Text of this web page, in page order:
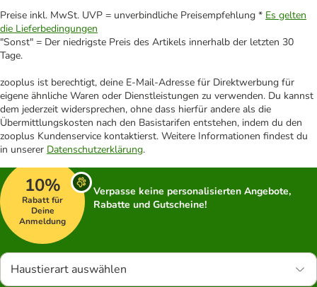
Preise inkl. MwSt. UVP = unverbindliche Preisempfehlung * Es gelten
die Lieferbedingungen
"Sonst" = Der niedrigste Preis des Artikels innerhalb der letzten 30
Tage.
zooplus ist berechtigt, deine E-Mail-Adresse für Direktwerbung für
eigene ähnliche Waren oder Dienstleistungen zu verwenden. Du kannst
dem jederzeit widersprechen, ohne dass hierfür andere als die
Übermittlungskosten nach den Basistarifen entstehen, indem du den
zooplus Kundenservice kontaktierst. Weitere Informationen findest du
in unserer Datenschutzerklärung.
10%
Rabatt für
Deine
Anmeldung
Verpasse keine personalisierten Angebote,
Rabatte und Gutscheine!
Haustierart auswählen